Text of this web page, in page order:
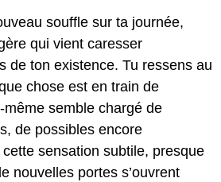
souffle sur ta journée,
qui vient caresser
de ton existence. Tu ressens au
chose est en train de
même semble chargé de
de possibles encore
sensation subtile, presque
nouvelles portes s’ouvrent